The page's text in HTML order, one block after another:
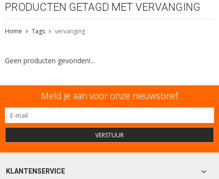
PRODUCTEN GETAGD MET VERVANGING
Home Tags vervanging
Geen producten gevonden!...
Meld je aan voor onze nieuwsbrief
VERSTUUR
KLANTENSERVICE